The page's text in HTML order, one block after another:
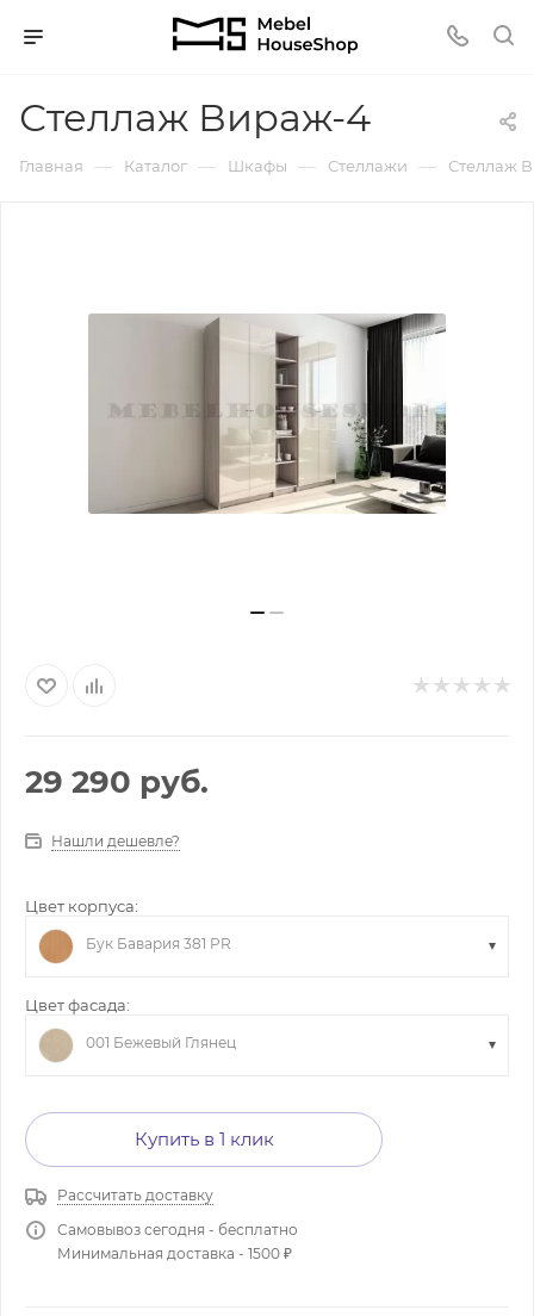
Стеллаж Вираж-4
Главная — Каталог — Шкафы — Стеллажи — Стеллаж
29 290 руб.
Нашли дешевле?
Цвет корпуса:
Бук Бавария 381 PR
Цвет фасада:
001 Бежевый Глянец
Купить в 1 клик
Рассчитать доставку
Самовывоз сегодня - бесплатно
Минимальная доставка - 1500 ₽